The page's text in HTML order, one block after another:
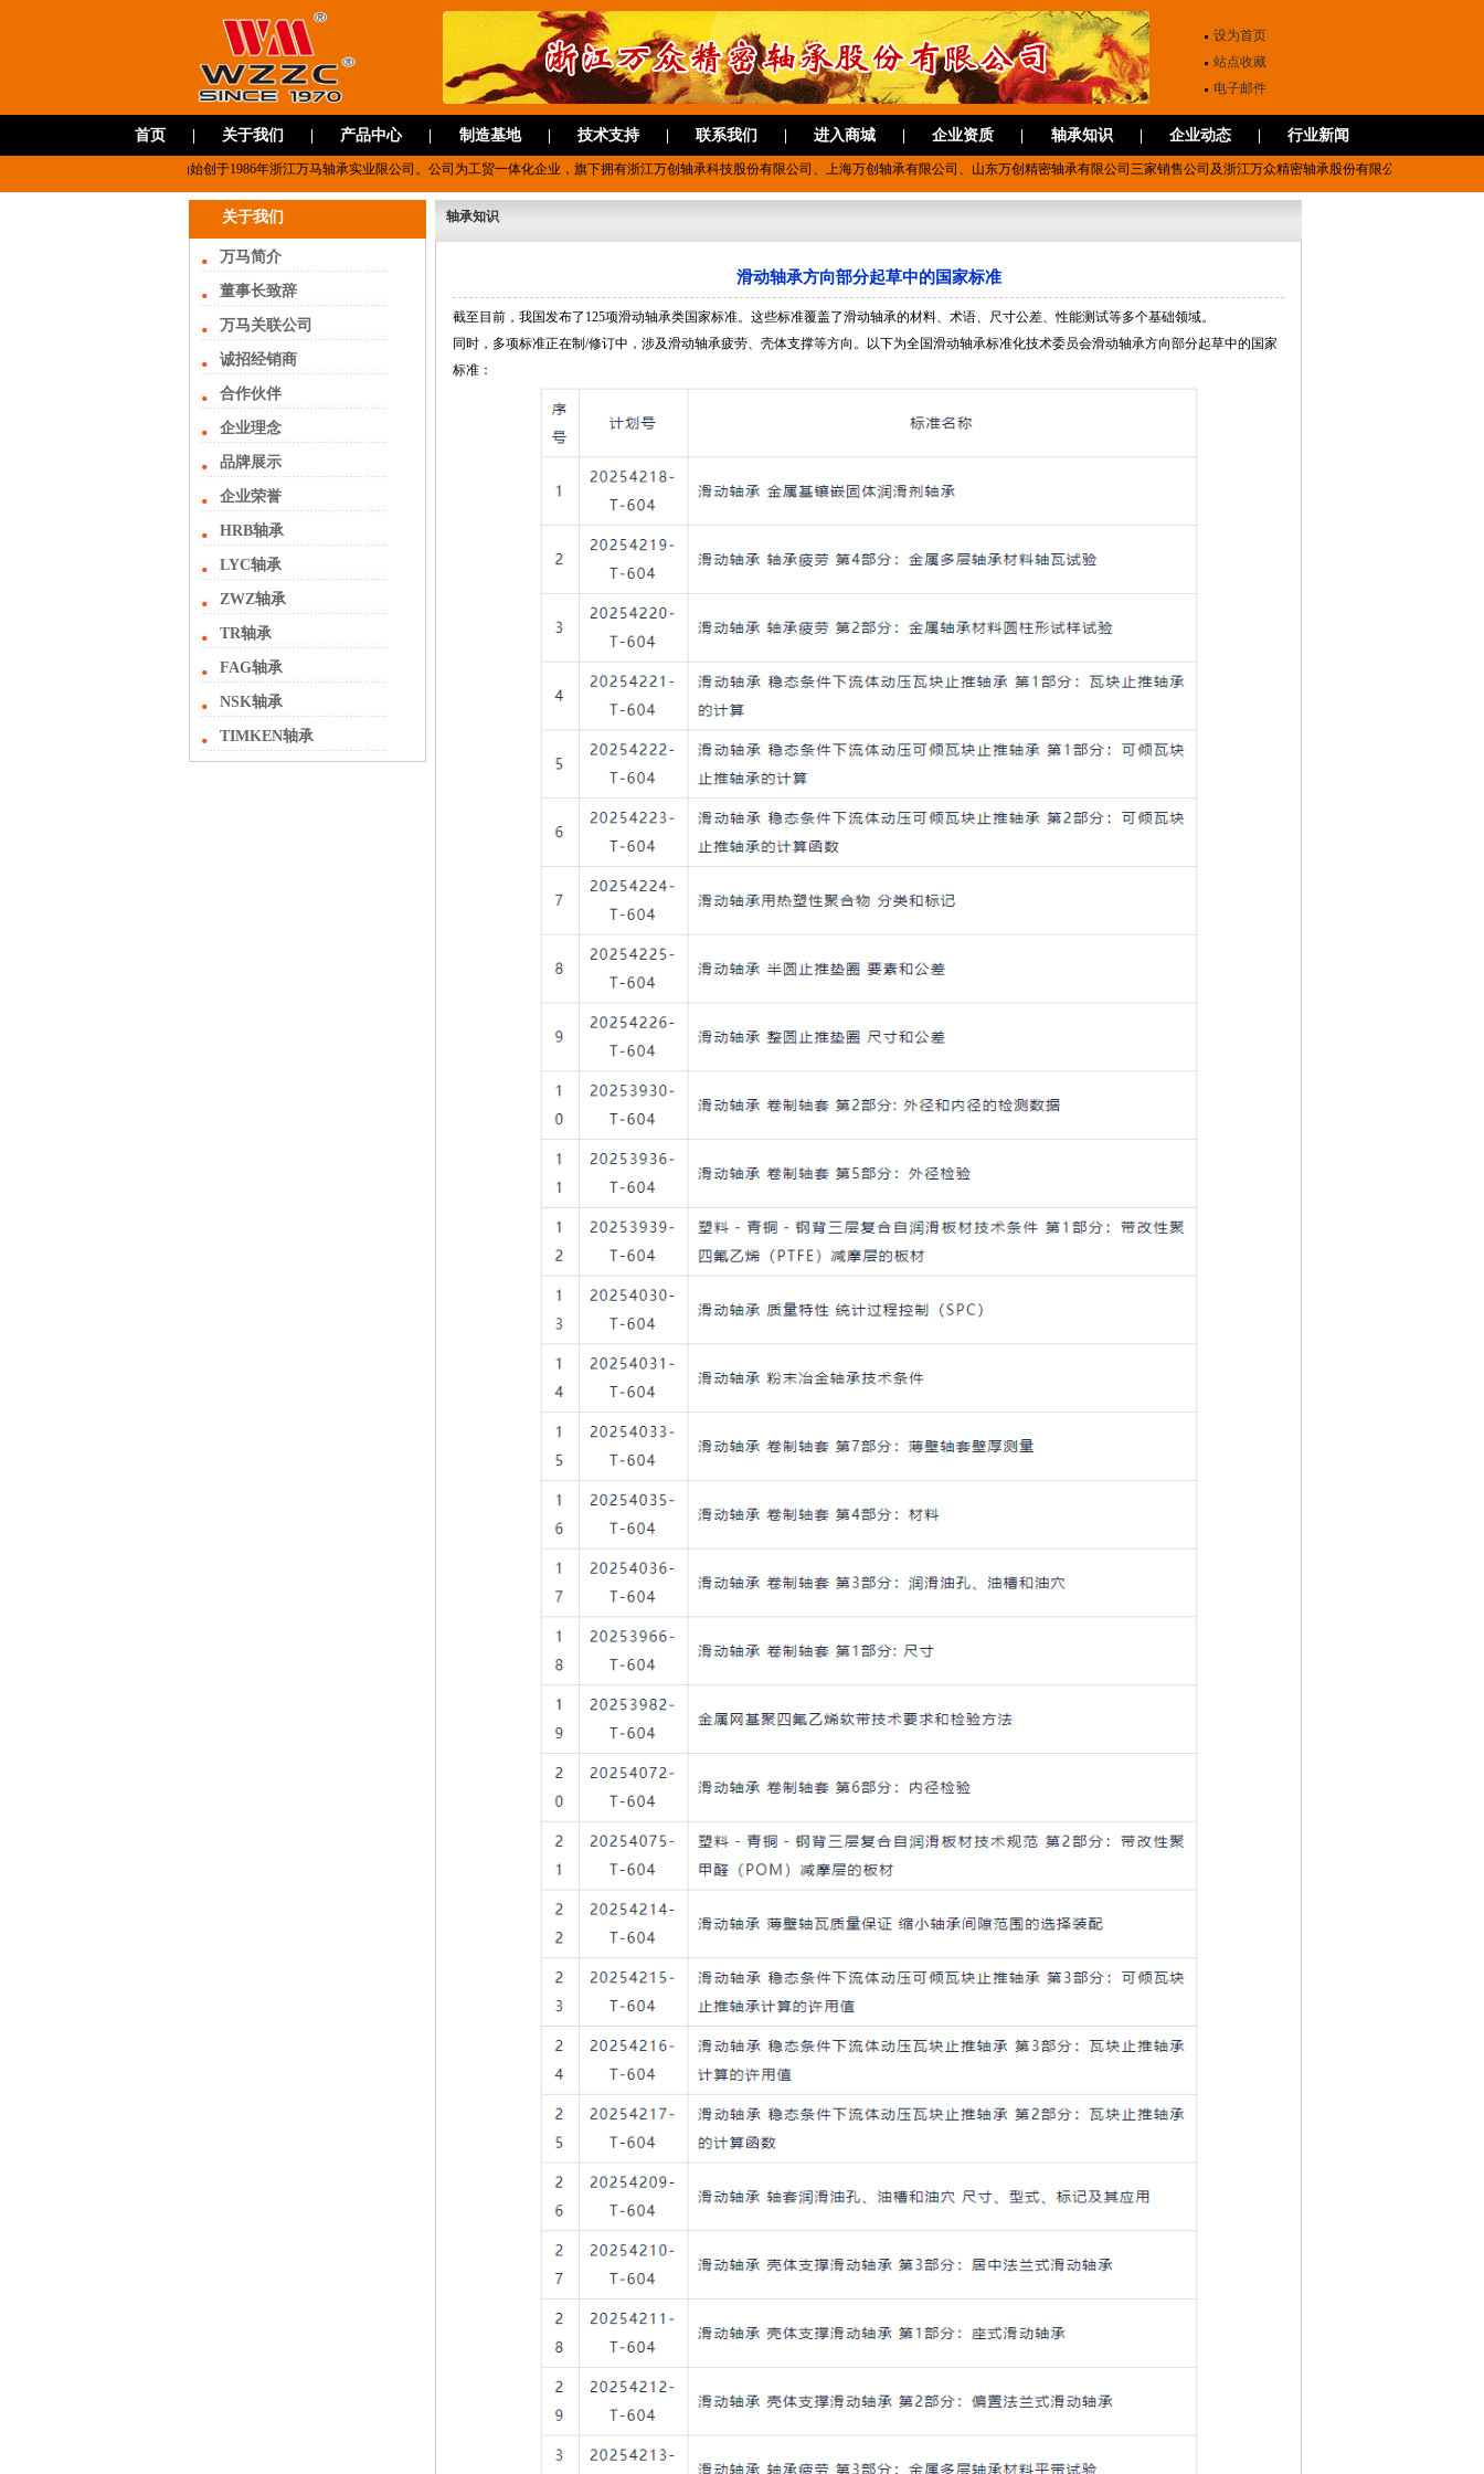
设为首页
站点收藏
电子邮件
首页 关于我们 产品中心 制造基地 技术支持 联系我们 进入商城 企业资质 轴承知识 企业动态 行业新闻
州万马轴承有限公司，前身为始创于1986年浙江万马轴承实业限公司。公司为工贸一体化企业，旗下拥有浙江万创轴承科技股份有限公司、上海万创轴承有限公司、山东万创精密轴承有限公司三家销售公司及浙江万众精密轴承股份有限公司国家级
关于我们
万马简介
董事长致辞
万马关联公司
诚招经销商
合作伙伴
企业理念
品牌展示
企业荣誉
HRB轴承
LYC轴承
ZWZ轴承
TR轴承
FAG轴承
NSK轴承
TIMKEN轴承
轴承知识
滑动轴承方向部分起草中的国家标准
截至目前，我国发布了125项滑动轴承类国家标准。这些标准覆盖了滑动轴承的材料、术语、尺寸公差、性能测试等多个基础领域。
同时，多项标准正在制/修订中，涉及滑动轴承疲劳、壳体支撑等方向。以下为全国滑动轴承标准化技术委员会滑动轴承方向部分起草中的国家
标准：